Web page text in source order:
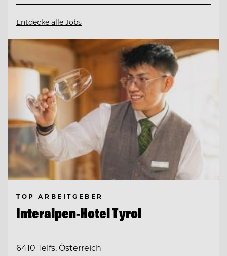
Entdecke alle Jobs
TOP ARBEITGEBER
Interalpen-Hotel Tyrol
6410 Telfs, Österreich